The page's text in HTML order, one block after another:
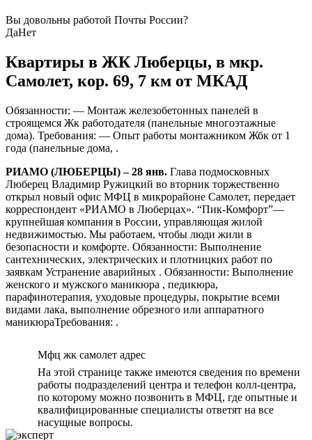
Вы довольны работой Почты России?
ДаНет
Квартиры в ЖК Люберцы, в мкр.
Самолет, кор. 69, 7 км от МКАД
Обязанности: — Монтаж железобетонных панелей в
строящемся Жк работодателя (панельные многоэтажные
дома). Требования: — Опыт работы монтажником Жбк от 1
года (панельные дома, .
РИАМО (ЛЮБЕРЦЫ) – 28 янв. Глава подмосковных
Люберец Владимир Ружицкий во вторник торжественно
открыл новый офис МФЦ в микрорайоне Самолет, передает
корреспондент «РИАМО в Люберцах». “Пик-Комфорт”—
крупнейшая компания в России, управляющая жилой
недвижимостью. Мы работаем, чтобы люди жили в
безопасности и комфорте. Обязанности: Выполнение
сантехнических, электрических и плотницких работ по
заявкам Устранение аварийных . Обязанности: Выполнение
женского и мужского маникюра , педикюра,
парафинотерапия, уходовые процедуры, покрытие всеми
видами лака, выполнение обрезного или аппаратного
маникюраТребования: .
Мфц жк самолет адрес
На этой странице также имеются сведения по времени
работы подразделений центра и телефон колл-центра,
по которому можно позвонить в МФЦ, где опытные и
квалифицированные специалисты ответят на все
насущные вопросы.